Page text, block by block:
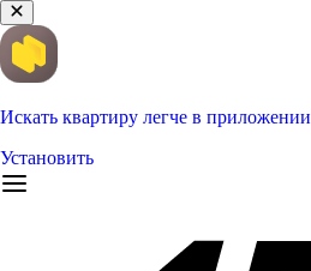
Искать квартиру легче в приложении
Установить